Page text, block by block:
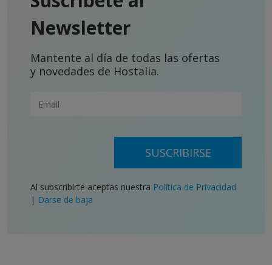
Newsletter
Mantente al día de todas las ofertas
y novedades de Hostalia.
SUSCRIBIRSE
Al subscribirte aceptas nuestra Política de Privacidad
| Darse de baja